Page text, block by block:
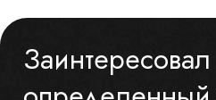
Заинтересовал